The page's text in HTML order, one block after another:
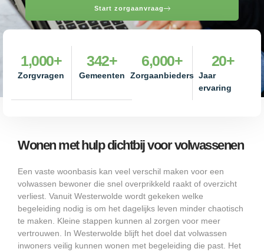
Start zorgaanvraag
Zorgvragen
1,000+
Gemeenten
342+
Zorgaanbieders
6,000+
Jaar
ervaring
20+
Wonen met hulp dichtbij voor volwassenen
Een vaste woonbasis kan veel verschil maken voor een
volwassen bewoner die snel overprikkeld raakt of overzicht
verliest. Vanuit Westerwolde wordt gekeken welke
begeleiding nodig is om het dagelijks leven minder chaotisch
te maken. Kleine stappen kunnen al zorgen voor meer
vertrouwen. In Westerwolde blijft het doel dat volwassen
inwoners veilig kunnen wonen met begeleiding die past. Het